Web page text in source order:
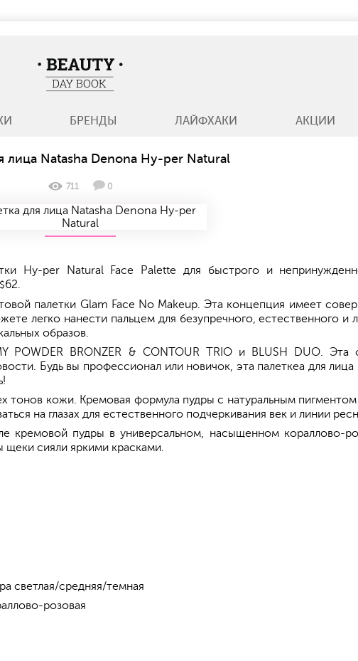
БРЕНДЫ ЛАЙФХАКИ АКЦИИ
BeautyDayBook
лица Natasha Denona Hy-per Natural
711 0
Hy-per Natural Face Palette для быстрого и
$62.
палетки Glam Face No Makeup. Эта концепция имеет
легко нанести пальцем для безупречного, естественного и
образов.
POWDER BRONZER & CONTOUR TRIO и BLUSH DUO. Эта
Будь вы профессионал или новичок, эта палеткеа для лица
кожи. Кремовая формула пудры с натуральным пигментом
на глазах для естественного подчеркивания век и линии
кремовой пудры в универсальном, насыщенном кораллово-
щеки сияли яркими красками.
светлая/средняя/темная
розовая